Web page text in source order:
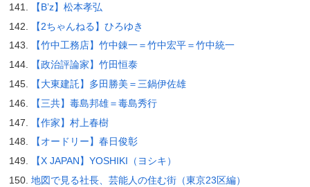
【B’z】松本孝弘
【2ちゃんねる】ひろゆき
【竹中工務店】竹中錬一＝竹中宏平＝竹中統一
【政治評論家】竹田恒泰
【大東建託】多田勝美＝三鍋伊佐雄
【三共】毒島邦雄＝毒島秀行
【作家】村上春樹
【オードリー】春日俊彰
【X JAPAN】YOSHIKI（ヨシキ）
地図で見る社長、芸能人の住む街（東京23区編）